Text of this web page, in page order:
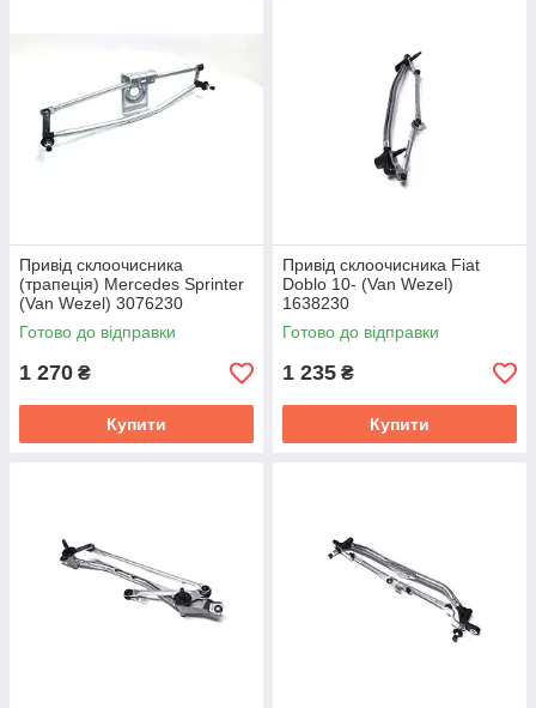
Привід склоочисника
(трапеція) Mercedes Sprinter
(Van Wezel) 3076230
Готово до відправки
1 270 ₴
Купити
Привід склоочисника Fiat
Doblo 10- (Van Wezel)
1638230
Готово до відправки
1 235 ₴
Купити